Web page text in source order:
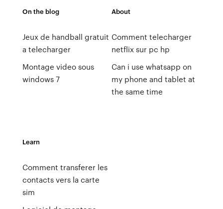
On the blog
Jeux de handball gratuit
a telecharger
Montage video sous
windows 7
About
Comment telecharger
netflix sur pc hp
Can i use whatsapp on
my phone and tablet at
the same time
Learn
Comment transferer les
contacts vers la carte
sim